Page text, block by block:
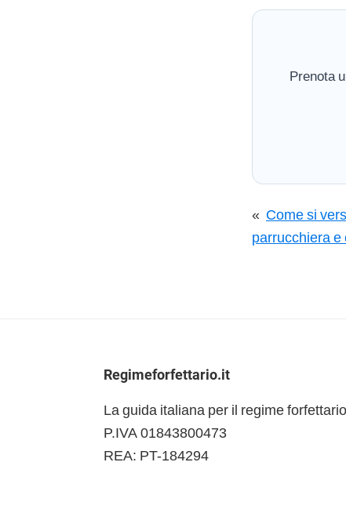
Prenota
« Come si
parrucchiera e
Regimeforfettario.it
La guida italiana per il regime forfettario
P.IVA 01843800473
REA: PT-184294